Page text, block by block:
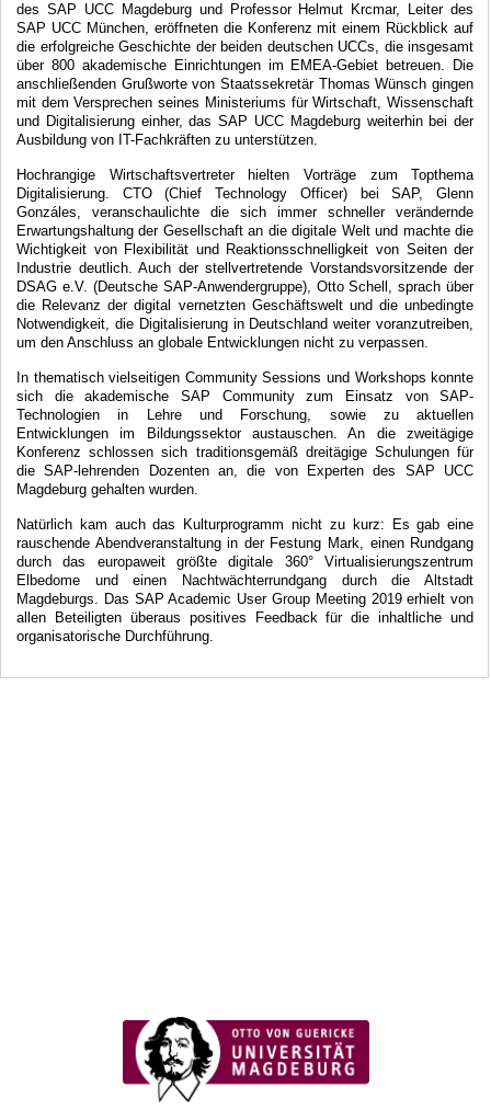
des SAP UCC Magdeburg und Professor Helmut Krcmar, Leiter des
SAP UCC München, eröffneten die Konferenz mit einem Rückblick auf
die erfolgreiche Geschichte der beiden deutschen UCCs, die insgesamt
über 800 akademische Einrichtungen im EMEA-Gebiet betreuen. Die
anschließenden Grußworte von Staatssekretär Thomas Wünsch gingen
mit dem Versprechen seines Ministeriums für Wirtschaft, Wissenschaft
und Digitalisierung einher, das SAP UCC Magdeburg weiterhin bei der
Ausbildung von IT-Fachkräften zu unterstützen.
Hochrangige Wirtschaftsvertreter hielten Vorträge zum Topthema
Digitalisierung. CTO (Chief Technology Officer) bei SAP, Glenn
Gonzáles, veranschaulichte die sich immer schneller verändernde
Erwartungshaltung der Gesellschaft an die digitale Welt und machte die
Wichtigkeit von Flexibilität und Reaktionsschnelligkeit von Seiten der
Industrie deutlich. Auch der stellvertretende Vorstandsvorsitzende der
DSAG e.V. (Deutsche SAP-Anwendergruppe), Otto Schell, sprach über
die Relevanz der digital vernetzten Geschäftswelt und die unbedingte
Notwendigkeit, die Digitalisierung in Deutschland weiter voranzutreiben,
um den Anschluss an globale Entwicklungen nicht zu verpassen.
In thematisch vielseitigen Community Sessions und Workshops konnte
sich die akademische SAP Community zum Einsatz von SAP-
Technologien in Lehre und Forschung, sowie zu aktuellen
Entwicklungen im Bildungssektor austauschen. An die zweitägige
Konferenz schlossen sich traditionsgemäß dreitägige Schulungen für
die SAP-lehrenden Dozenten an, die von Experten des SAP UCC
Magdeburg gehalten wurden.
Natürlich kam auch das Kulturprogramm nicht zu kurz: Es gab eine
rauschende Abendveranstaltung in der Festung Mark, einen Rundgang
durch das europaweit größte digitale 360° Virtualisierungszentrum
Elbedome und einen Nachtwächterrundgang durch die Altstadt
Magdeburgs. Das SAP Academic User Group Meeting 2019 erhielt von
allen Beteiligten überaus positives Feedback für die inhaltliche und
organisatorische Durchführung.